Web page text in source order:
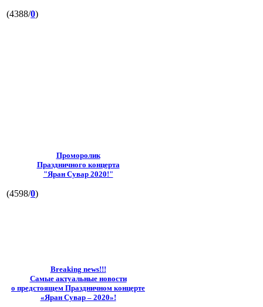
(4388/0)
Проморолик
Праздничного концерта
"Яран Сувар 2020!"
(4598/0)
Breaking news!!!
Самые актуальные новости
о предстоящем Праздничном концерте
«Яран Сувар – 2020»!